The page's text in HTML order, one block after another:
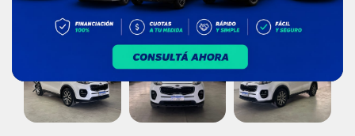
Clic para ampliar